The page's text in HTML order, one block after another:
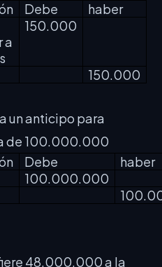
Debe
haber
a
150.000
150.000
un anticipo para
de 100.000.000
Debe
haber
100.000.000
48.000.000 a la